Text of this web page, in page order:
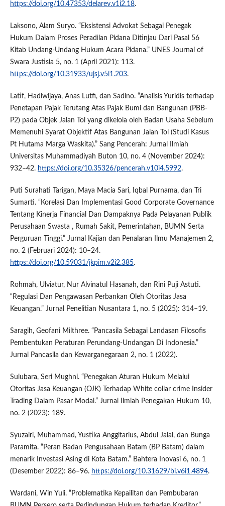
https://doi.org/10.47353/delarev.v1i2.18.
Laksono, Alam Suryo. “Eksistensi Advokat Sebagai Penegak
Hukum Dalam Proses Peradilan Pidana Ditinjau Dari Pasal 56
Kitab Undang-Undang Hukum Acara Pidana.” UNES Journal of
Swara Justisia 5, no. 1 (April 2021): 113.
https://doi.org/10.31933/ujsj.v5i1.203.
Latif, Hadiwijaya, Anas Lutfi, dan Sadino. “Analisis Yuridis terhadap
Penetapan Pajak Terutang Atas Pajak Bumi dan Bangunan (PBB-
P2) pada Objek Jalan Tol yang dikelola oleh Badan Usaha Sebelum
Memenuhi Syarat Objektif Atas Bangunan Jalan Tol (Studi Kasus
Pt Hutama Marga Waskita).” Sang Pencerah: Jurnal Ilmiah
Universitas Muhammadiyah Buton 10, no. 4 (November 2024):
932–42. https://doi.org/10.35326/pencerah.v10i4.5992.
Puti Surahati Tarigan, Maya Macia Sari, Iqbal Purnama, dan Tri
Sumarti. “Korelasi Dan Implementasi Good Corporate Governance
Tentang Kinerja Financial Dan Dampaknya Pada Pelayanan Publik
Perusahaan Swasta , Rumah Sakit, Pemerintahan, BUMN Serta
Perguruan Tinggi.” Jurnal Kajian dan Penalaran Ilmu Manajemen 2,
no. 2 (Februari 2024): 10–24.
https://doi.org/10.59031/jkpim.v2i2.385.
Rohmah, Ulviatur, Nur Alvinatul Hasanah, dan Rini Puji Astuti.
“Regulasi Dan Pengawasan Perbankan Oleh Otoritas Jasa
Keuangan.” Jurnal Penelitian Nusantara 1, no. 5 (2025): 314–19.
Saragih, Geofani Milthree. “Pancasila Sebagai Landasan Filosofis
Pembentukan Peraturan Perundang-Undangan Di Indonesia.”
Jurnal Pancasila dan Kewarganegaraan 2, no. 1 (2022).
Sulubara, Seri Mughni. “Penegakan Aturan Hukum Melalui
Otoritas Jasa Keuangan (OJK) Terhadap White collar crime Insider
Trading Dalam Pasar Modal.” Jurnal Ilmiah Penegakan Hukum 10,
no. 2 (2023): 189.
Syuzairi, Muhammad, Yustika Anggitarius, Abdul Jalal, dan Bunga
Paramita. “Peran Badan Pengusahaan Batam (BP Batam) dalam
menarik Investasi Asing di Kota Batam.” Bahtera Inovasi 6, no. 1
(Desember 2022): 86–96. https://doi.org/10.31629/bi.v6i1.4894.
Wardani, Win Yuli. “Problematika Kepailitan dan Pembubaran